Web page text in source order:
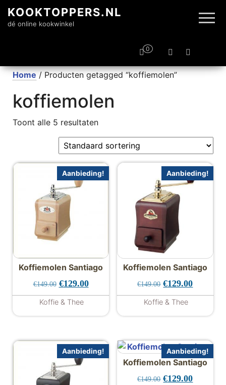
KOOKTOPPERS.NL
dé online kookwinkel
0
Home / Producten getagged “koffiemolen”
koffiemolen
Toont alle 5 resultaten
Aanbieding!
Koffiemolen Santiago
€149.00 Oorspronkelijke prijs was: €149.00.
€129.00Huidige prijs is: €129.00.
Koffie & Thee
Aanbieding!
Koffiemolen Santiago
€149.00 Oorspronkelijke
€129.00Huidige
Koffie & Thee
Aanbieding! Aanbieding!
Koffiemolen Santiago
€149.00 Oorspronkelijke
€129.00Huidige